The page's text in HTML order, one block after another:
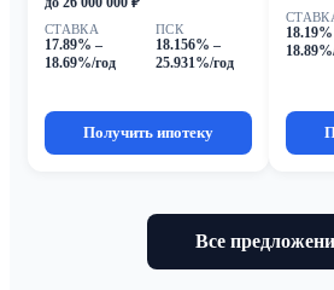
СТАВКА
17.89% –
18.69%/год
ПСК
18.156% –
25.931%/год
Получить ипотеку
Все